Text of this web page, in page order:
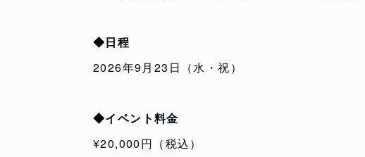
◆日程
2026年9月23日（水・祝）
◆イベント料金
¥20,000円（税込）